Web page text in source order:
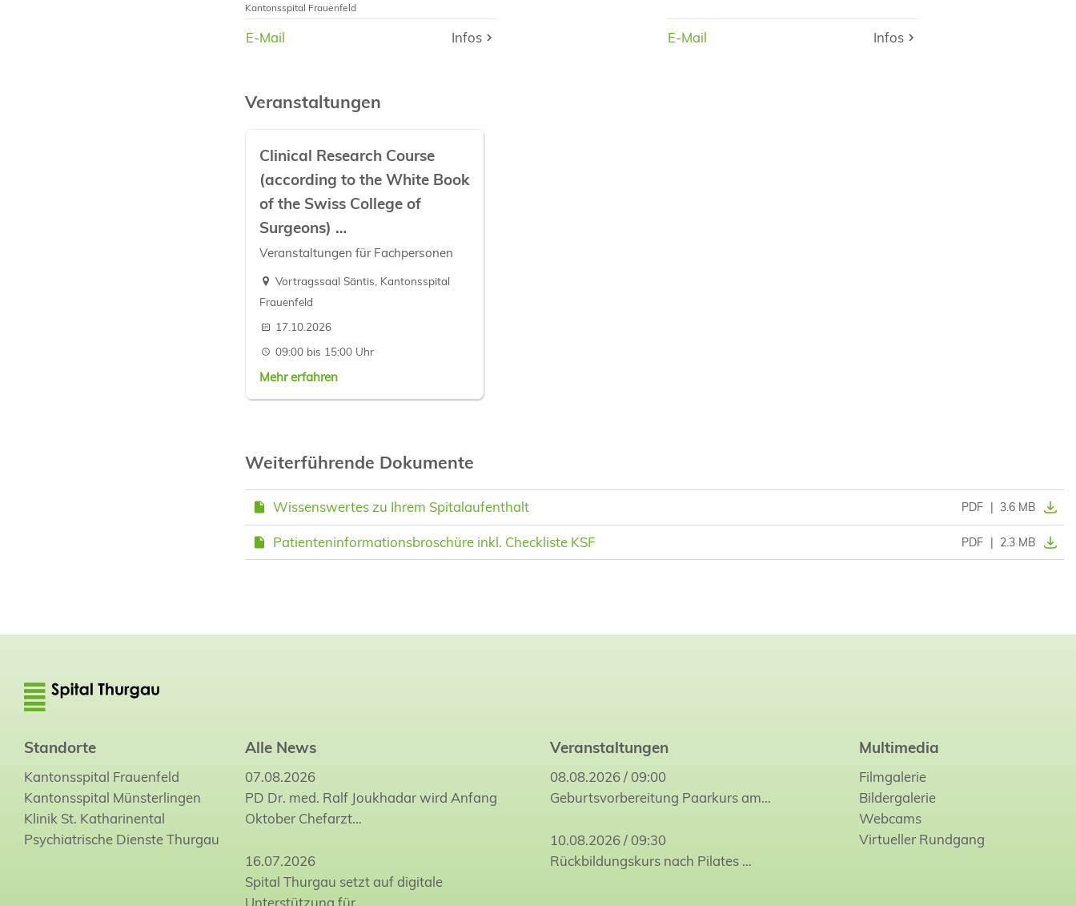
Kantonsspital Frauenfeld
E-Mail Infos
E-Mail Infos E-Mail Infos
E-Mail Infos
Veranstaltungen
Clinical Research Course
(according to the White Book
of the Swiss College of
Surgeons) …
Veranstaltungen für Fachpersonen
Vortragssaal Säntis, Kantonsspital
Frauenfeld
17.10.2026
09:00 bis 15:00 Uhr
Mehr erfahren
Weiterführende Dokumente
Wissenswertes zu Ihrem Spitalaufenthalt PDF | 3.6 MB
Patienteninformationsbroschüre inkl. Checkliste KSF PDF | 2.3 MB
Standorte
Kantonsspital Frauenfeld
Kantonsspital Münsterlingen
Klinik St. Katharinental
Psychiatrische Dienste Thurgau
Alle News
07.08.2026
PD Dr. med. Ralf Joukhadar wird Anfang
Oktober Chefarzt…
16.07.2026
Spital Thurgau setzt auf digitale
Unterstützung für…
Veranstaltungen
08.08.2026 / 09:00
Geburtsvorbereitung Paarkurs am…
10.08.2026 / 09:30
Rückbildungskurs nach Pilates…
Multimedia
Filmgalerie
Bildergalerie
Webcams
Virtueller Rundgang